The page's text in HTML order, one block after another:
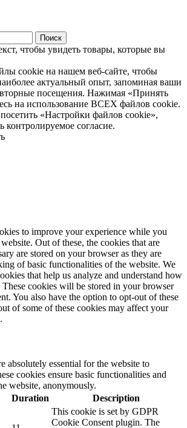
Поиск
чтобы увидеть товары, которые вы
cookie на нашем веб-сайте, чтобы
актуальный опыт, запоминая ваши
посещения. Нажимая «Принять
на использование ВСЕХ файлов cookie.
«Настройки файлов cookie»,
контролируемое согласие.
to improve your experience while you
Out of these, the cookies that are
are stored on your browser as they are
of basic functionalities of the website. We
that help us analyze and understand how
cookies will be stored in your browser
You also have the option to opt-out of these
of some of these cookies may affect your
absolutely essential for the website to
cookies ensure basic functionalities and
website, anonymously.
Duration Description
This cookie is set by GDPR
Cookie Consent plugin. The